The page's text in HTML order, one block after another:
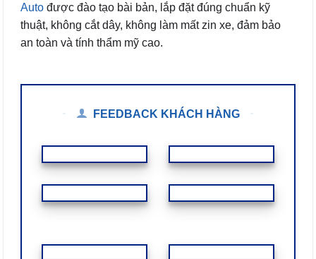
Auto được đào tạo bài bản, lắp đặt đúng chuẩn kỹ
thuật, không cắt dây, không làm mất zin xe, đảm bảo
an toàn và tính thẩm mỹ cao.
FEEDBACK KHÁCH HÀNG